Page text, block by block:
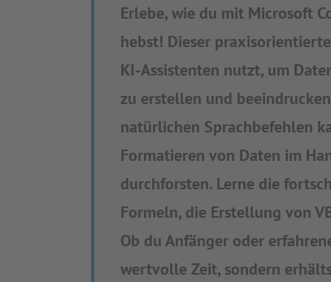
Erlebe, wie du mit Microsoft
hebst! Dieser
KI-Assistenten nutzt, um
zu erstellen und
natürlichen Sprachbefehlen
Formatieren von Daten im
durchforsten. Lerne die
Formeln, die Erstellung von
Ob du Anfänger oder
wertvolle Zeit, sondern